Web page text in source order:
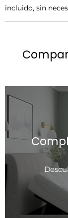
incluido, sin